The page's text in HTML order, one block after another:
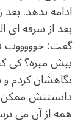
ادامه ندهد. بعد
بعد از سرفه
گفت: خوووووب
پیش میره؟ کی
نگاهشان کردم
دانستنش ممکن
همه از آن می